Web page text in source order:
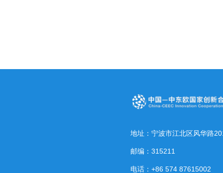
地址：宁波市江北区风华路
邮编：315211
电话：+86 574 87615002